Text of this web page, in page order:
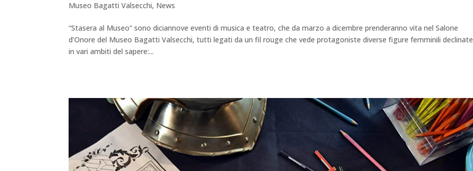
Museo Bagatti Valsecchi, News
“Stasera al Museo” sono diciannove eventi di musica e teatro, che da marzo a dicembre prenderanno vita nel Salone
d’Onore del Museo Bagatti Valsecchi, tutti legati da un fil rouge che vede protagoniste diverse figure femminili declinate
in vari ambiti del sapere:...